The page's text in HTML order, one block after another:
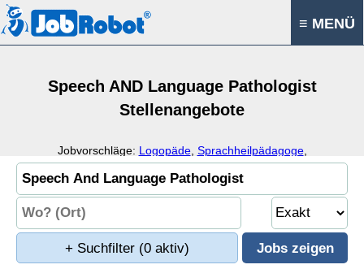
≡ MENÜ
Speech AND Language Pathologist
Stellenangebote
Jobvorschläge: Logopäde, Sprachheilpädagoge,
Sprachtherapie,Logopädie
+ Suchfilter (0 aktiv)